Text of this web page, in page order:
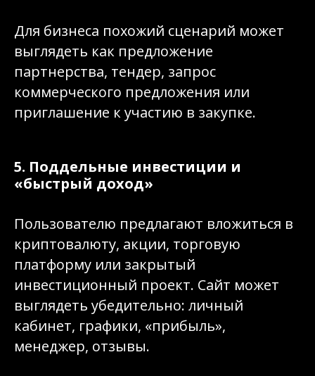
Для бизнеса похожий сценарий может
выглядеть как предложение
партнерства, тендер, запрос
коммерческого предложения или
приглашение к участию в закупке.
5. Поддельные инвестиции и
«быстрый доход»
Пользователю предлагают вложиться в
криптовалюту, акции, торговую
платформу или закрытый
инвестиционный проект. Сайт может
выглядеть убедительно: личный
кабинет, графики, «прибыль»,
менеджер, отзывы.